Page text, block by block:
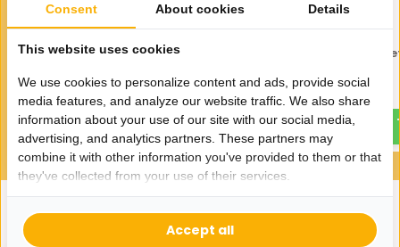
FERVEO Sara Bestekset 24-
99,-
FERVEO Primo
69,95
Eerder bekeken door jou
Consent About cookies Details
This website uses cookies
We use cookies to personalize content and ads, provide social
media features, and analyze our website traffic. We also share
information about your use of our site with our social media,
advertising, and analytics partners. These partners may
combine it with other information you've provided to them or that
they've collected from your use of their services.
Accept all